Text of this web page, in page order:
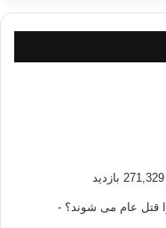
قتل عام می شوند؟ -